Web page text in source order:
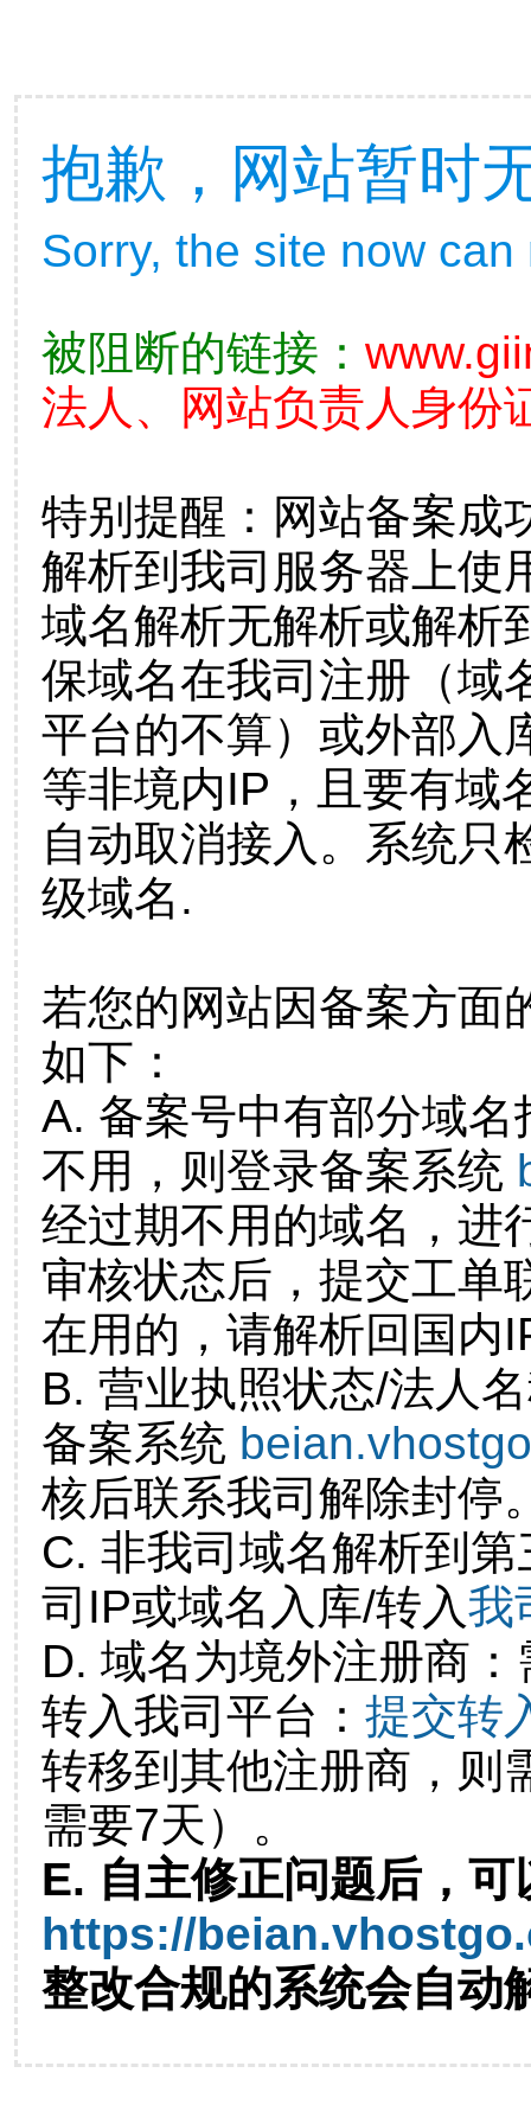
抱歉，网站暂时
Sorry, the site now
被阻断的链接：
法人、网站负责人身份
特别提醒：网站备案成
解析到我司服务器上使
域名解析无解析或解析
保域名在我司注册（域
平台的不算）或外部入
等非境内IP，且要有域
自动取消接入。系统只
级域名.
若您的网站因备案方面
如下：
A. 备案号中有部分域
不用，则登录备案系统
经过期不用的域名，进
审核状态后，提交工单
在用的，请解析回国内
B. 营业执照状态/法人
备案系统
核后联系我司解除封停
C. 非我司域名解析到
司IP或域名入库/转入我
D. 域名为境外注册商
转入我司平台： 提交转
转移到其他注册商，则
需要7天）。
E. 自主修正问题后，可
https://
整改合规的系统会自动